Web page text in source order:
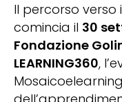
Il percorso verso
comincia il 30
Fondazione
LEARNING360,